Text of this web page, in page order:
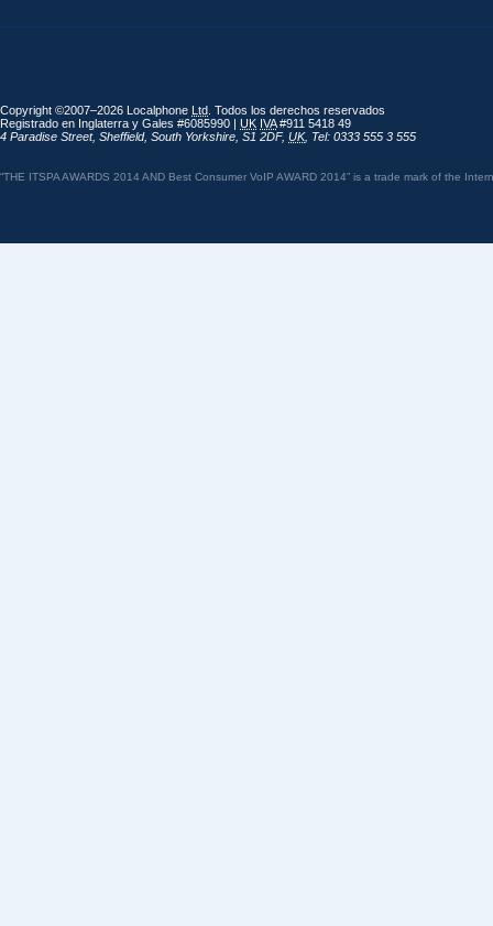
Copyright ©2007–2026 Localphone Ltd . Todos los derechos reservados
Registrado en Inglaterra y Gales #6085990 | UK IVA#911 5418 49
4 Paradise Street, Sheffield, South Yorkshire S1 2DF, UK, Tel: 0333 555 3 555
“THE ITSPA AWARDS 2014 AND Best Consumer VoIP AWARD 2014” is a trade mark of the